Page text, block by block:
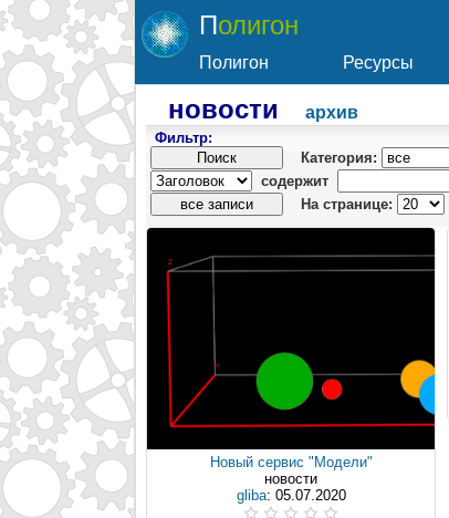
Полигон
Полигон Ресурсы
новости архив
Фильтр:
Категория:
содержит
На странице:
Новый сервис "Модели"
новости
gliba: 05.07.2020